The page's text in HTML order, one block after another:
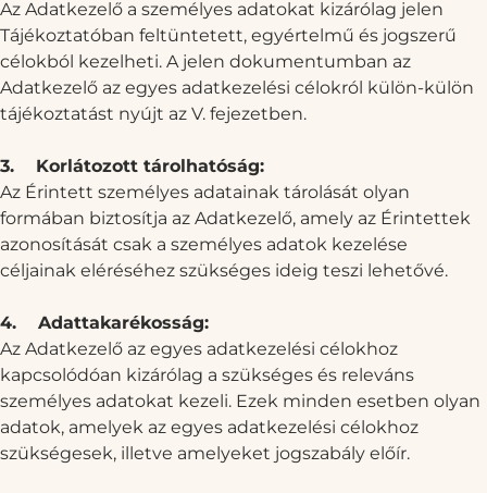
Az Adatkezelő a személyes adatokat kizárólag jelen
Tájékoztatóban feltüntetett, egyértelmű és jogszerű
célokból kezelheti. A jelen dokumentumban az
Adatkezelő az egyes adatkezelési célokról külön-külön
tájékoztatást nyújt az V. fejezetben.
3.
Korlátozott tárolhatóság:
Az Érintett személyes adatainak tárolását olyan
formában biztosítja az Adatkezelő, amely az Érintettek
azonosítását csak a személyes adatok kezelése
céljainak eléréséhez szükséges ideig teszi lehetővé.
4.
Adattakarékosság:
Az Adatkezelő az egyes adatkezelési célokhoz
kapcsolódóan kizárólag a szükséges és releváns
személyes adatokat kezeli. Ezek minden esetben olyan
adatok, amelyek az egyes adatkezelési célokhoz
szükségesek, illetve amelyeket jogszabály előír.